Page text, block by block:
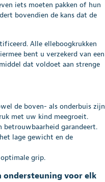
iets moeten pakken of hun
bovendien de kans dat de
Alle elleboogkrukken
bent u verzekerd van een
dat voldoet aan strenge
de boven- als onderbuis zijn
met uw kind meegroeit.
betrouwbaarheid garandeert.
lage gewicht en de
grip.
ondersteuning voor elk